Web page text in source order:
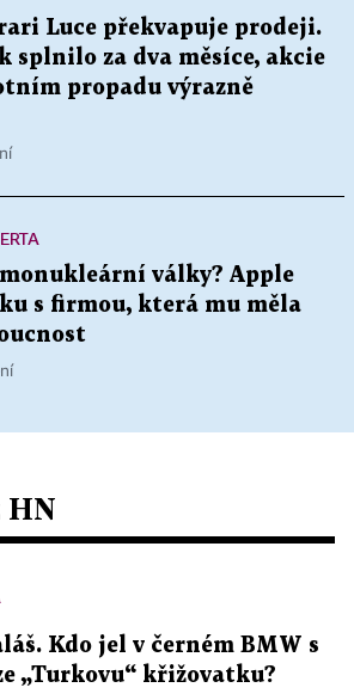
Luce překvapuje prodeji.
splnilo za dva měsíce, akcie
propadu výrazně
války? Apple
s firmou, která mu měla
HN
Kdo jel v černém BMW s
„Turkovu“ křižovatku?